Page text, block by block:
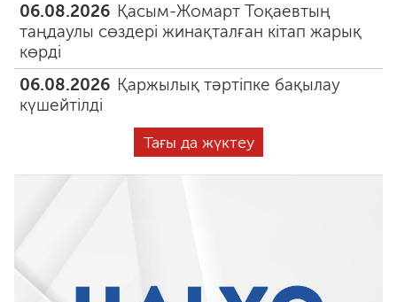
06.08.2026 Қасым-Жомарт Тоқаевтың
таңдаулы сөздері жинақталған кітап жарық
көрді
06.08.2026 Қаржылық тәртіпке бақылау
күшейтілді
Тағы да жүктеу